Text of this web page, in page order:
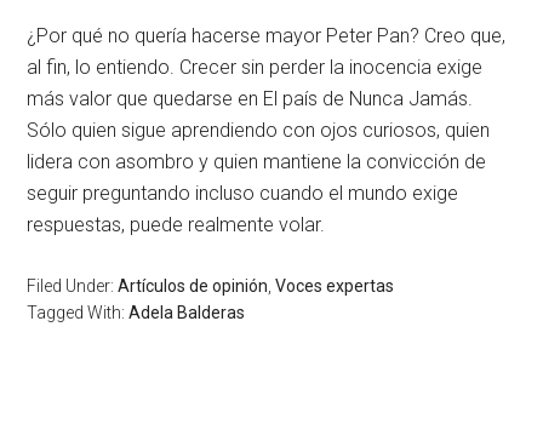
¿Por qué no quería hacerse mayor Peter Pan? Creo que,
al fin, lo entiendo. Crecer sin perder la inocencia exige
más valor que quedarse en El país de Nunca Jamás.
Sólo quien sigue aprendiendo con ojos curiosos, quien
lidera con asombro y quien mantiene la convicción de
seguir preguntando incluso cuando el mundo exige
respuestas, puede realmente volar.
Filed Under:Artículos de opinión ,Voces expertas
Tagged With:Adela Balderas